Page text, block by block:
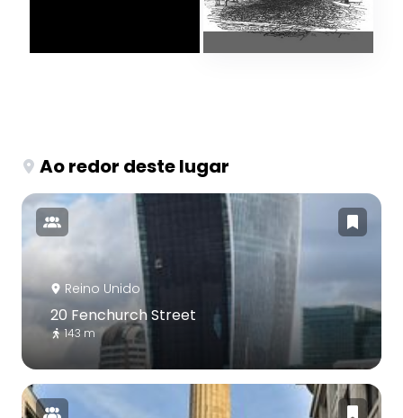
Ao redor deste lugar
Reino Unido
20 Fenchurch Street
143 m